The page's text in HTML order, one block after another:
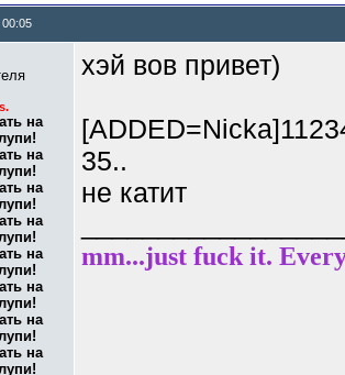
хэй вов привет)
35..
не катит
mm...just fuck it.